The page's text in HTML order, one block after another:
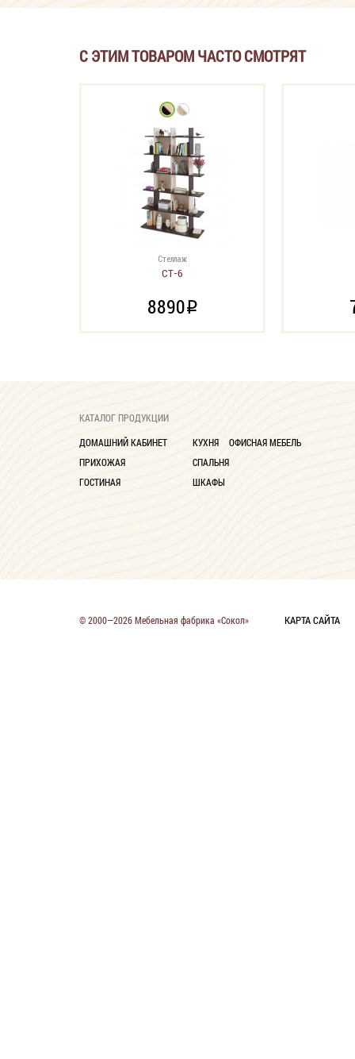
С ЭТИМ ТОВАРОМ ЧАСТО СМОТРЯТ
Стеллаж
СТ-6
8890i
КАТАЛОГ ПРОДУКЦИИ
ДОМАШНИЙ КАБИНЕТ
ПРИХОЖАЯ
ГОСТИНАЯ
КУХНЯ
СПАЛЬНЯ
ШКАФЫ
ОФИСНАЯ МЕБЕЛЬ
© 2000—2026 Мебельная фабрика «Сокол» КАРТА САЙТА